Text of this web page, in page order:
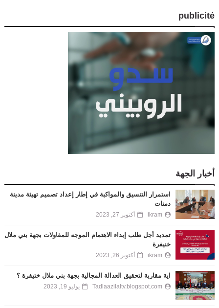
publicité
أخبار الجهة
استمرار التنسيق والمواكبة في إطار إعداد تصميم تهيئة مدينة
دمنات
ikram أكتوبر 27, 2023
تمديد أجل طلب إبداء الاهتمام الموجه للمقاولات بجهة بني ملال
خنيفرة
ikram أكتوبر 26, 2023
اية مقاربة لتحقيق العدالة المجالية بجهة بني ملال ختيفرة ؟
Tadlaazilaltv.blogspot.com يوليو 19, 2023